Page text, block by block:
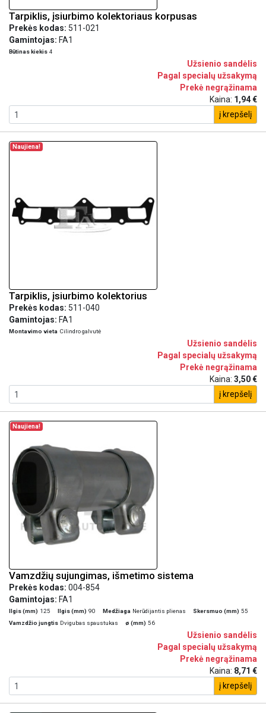
Tarpiklis, įsiurbimo kolektoriaus korpusas
Prekės kodas: 511-021
Gamintojas: FA1
Būtinas kiekis 4
Užsienio sandėlis
Pagal specialų užsakymą
Prekė negrąžinama
Kaina: 1,94 €
į krepšelį
Naujiena!
Tarpiklis, įsiurbimo kolektorius
Prekės kodas: 511-040
Gamintojas: FA1
Montavimo vieta Cilindro galvutė
Užsienio sandėlis
Pagal specialų užsakymą
Prekė negrąžinama
Kaina: 3,50 €
į krepšelį
Naujiena!
Vamzdžių sujungimas, išmetimo sistema
Prekės kodas: 004-854
Gamintojas: FA1
Ilgis (mm) 125 Ilgis (mm) 90 Medžiaga Nerūdijantis plienas Skersmuo (mm) 55
Vamzdžio jungtis Dvigubas spaustukas ø (mm) 56
Užsienio sandėlis
Pagal specialų užsakymą
Prekė negrąžinama
Kaina: 8,71 €
į krepšelį